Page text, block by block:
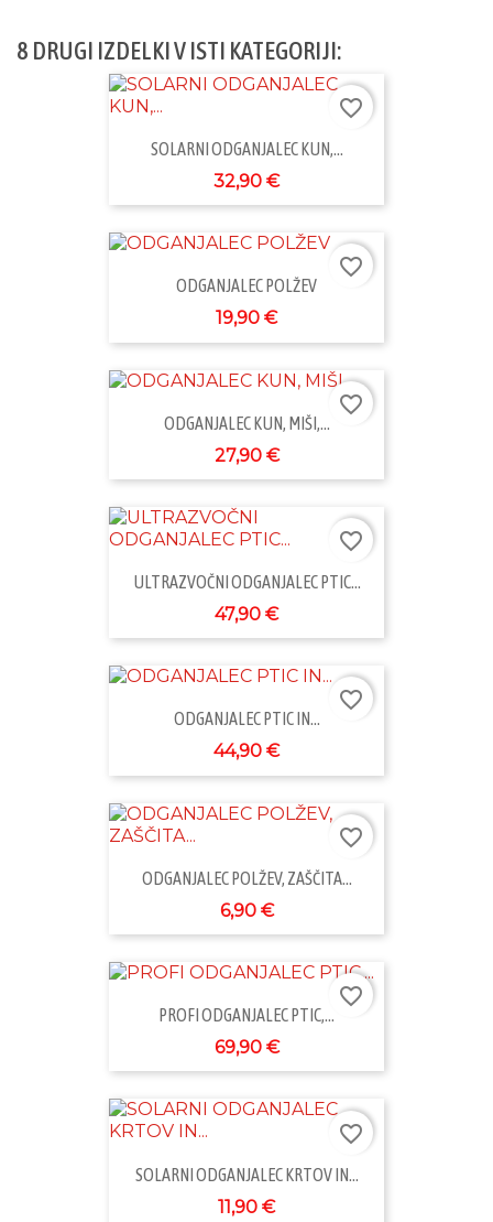
8 DRUGI IZDELKI V ISTI KATEGORIJI:
SOLARNI ODGANJALEC KUN,...
32,90 €
favorite_border
ODGANJALEC POLŽEV
19,90 €
favorite_border
ODGANJALEC KUN, MIŠI,...
27,90 €
favorite_border
ULTRAZVOČNI ODGANJALEC PTIC...
47,90 €
favorite_border
ODGANJALEC PTIC IN...
44,90 €
favorite_border
ODGANJALEC POLŽEV, ZAŠČITA...
6,90 €
favorite_border
PROFI ODGANJALEC PTIC,...
69,90 €
favorite_border
SOLARNI ODGANJALEC KRTOV IN...
11,90 €
favorite_border